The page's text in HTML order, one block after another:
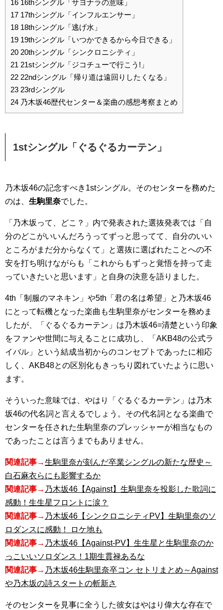
16 16thシングル「サヨナラの意味」
17 17thシングル「インフルエンサー」
18 18thシングル「逃げ水」
19 19thシングル「いつかできるから今日できる」
20 20thシングル「シンクロニシティ」
21 21stシングル「ジコチューで行こう!」
22 22ndシングル「帰り道は遠回りしたくなる」
23 23rdシングル
24 乃木坂46歴代センター＆楽曲の感想考察まとめ
1stシングル「ぐるぐるカーテン」
乃木坂46の記念すべき1stシングル。そのセンターを務めた
のは、 生駒里奈でした。
「乃木坂って、どこ？」内で発表された選抜発表では「自
分のどこがいいんだろうってずっと思ってて、自分のいい
ところがまだ分からなくて」と選抜に選ばれたことへの不
安を打ち明けながらも「これからもずっと覚悟を持って走
っていきたいと思います」と自身の決意を語りました。
4th「制服のマネキン」や5th「君の名は希望」と乃木坂46
にとって転機となった楽曲も生駒里奈がセンターを務めま
したが、「ぐるぐるカーテン」は乃木坂46=清楚という印象
をファンや世間に与えることに成功し、「AKB48の公式ラ
イバル」という結成当初からのコンセプトであったに相応
しく、AKB48との区別化もきっちり図れていたように思い
ます。
そういった意味では、やはり「ぐるぐるカーテン」は乃木
坂46の代名詞と言えるでしょう。その代名詞となる楽曲で
センターを任された生駒里奈のプレッシャーが相当なもの
であったことは言うまでもありません。
関連記事→生駒里奈が刻んだ卒業シングルの新たな歴史～
白石麻衣らにも影響するか
関連記事→ 乃木坂46【Against】生駒里奈を投影した歌詞に
感動！生生星フロントに涙？
関連記事→ 乃木坂46【シンクロニシティPV】生駒里奈のソ
ロダンスに感動！ ロケ地も
関連記事→ 乃木坂46【Against-PV】生生星と生駒里奈のか
っこいいソロダンス！1期生貫禄あるな
関連記事→ 乃木坂46生駒里奈卒コン セトリまとめ～Against
や乃木坂の詩スタートの斬新さ
そのセンターを見事に全うした彼女はやはり偉大な存在で